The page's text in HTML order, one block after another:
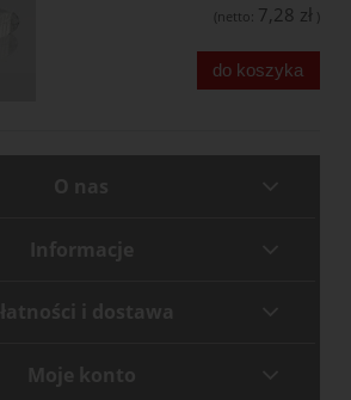
(netto: 7,28 zł )
do koszyka